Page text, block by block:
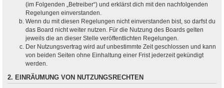
(im Folgenden „Betreiber“) und erklärst dich mit den nachfolgenden
Regelungen einverstanden.
Wenn du mit diesen Regelungen nicht einverstanden bist, so darfst du
das Board nicht weiter nutzen. Für die Nutzung des Boards gelten
jeweils die an dieser Stelle veröffentlichten Regelungen.
Der Nutzungsvertrag wird auf unbestimmte Zeit geschlossen und kann
von beiden Seiten ohne Einhaltung einer Frist jederzeit gekündigt
werden.
2. EINRÄUMUNG VON NUTZUNGSRECHTEN